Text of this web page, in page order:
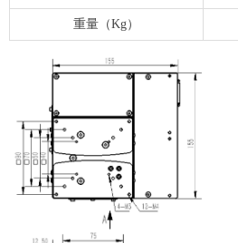
重量（Kg）